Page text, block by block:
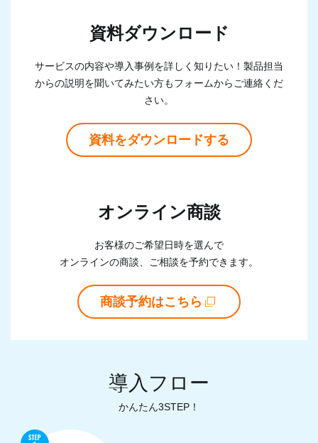
資料ダウンロード
サービスの内容や導入事例を詳しく知りたい！製品担当
からの説明を聞いてみたい方もフォームからご連絡くだ
さい。
資料をダウンロードする
オンライン商談
お客様のご希望日時を選んで
オンラインの商談、ご相談を予約できます。
商談予約はこちら
導入フロー
かんたん3STEP！